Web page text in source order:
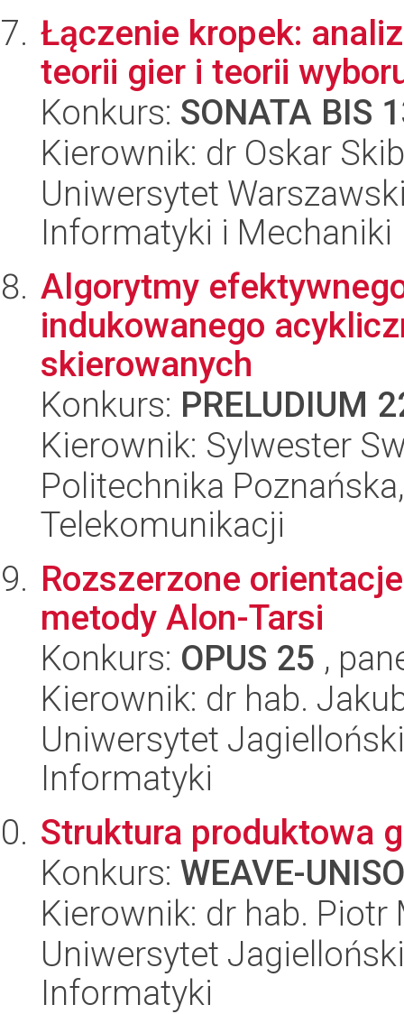
Łączenie kropek:
teorii gier i teorii
Konkurs: SONATA BIS
Kierownik: dr Oskar
Uniwersytet
Informatyki i Mechaniki
Algorytmy
indukowanego
skierowanych
Konkurs: PRELUDIUM
Kierownik: Sylwester
Politechnika
Telekomunikacji
Rozszerzone
metody Alon-Tarsi
Konkurs: OPUS 25 ,
Kierownik: dr hab.
Uniwersytet
Informatyki
Struktura produktowa
Konkurs: WEAVE-
Kierownik: dr hab. Piotr
Uniwersytet
Informatyki